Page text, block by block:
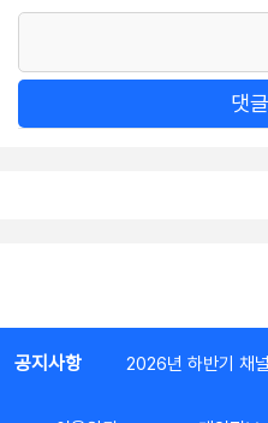
댓
공지사항 2026년 하반기 채